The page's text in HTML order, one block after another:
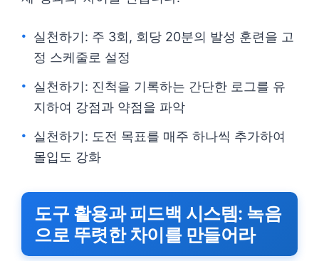
실천하기: 주 3회, 회당 20분의 발성 훈련을 고
정 스케줄로 설정
실천하기: 진척을 기록하는 간단한 로그를 유
지하여 강점과 약점을 파악
실천하기: 도전 목표를 매주 하나씩 추가하여
몰입도 강화
도구 활용과 피드백 시스템: 녹음
으로 뚜렷한 차이를 만들어라